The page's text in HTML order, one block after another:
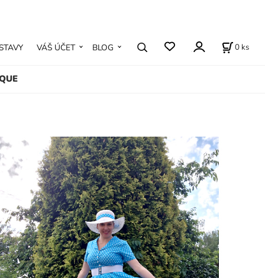
VÁŠ ÚČET BLOG 0 ks